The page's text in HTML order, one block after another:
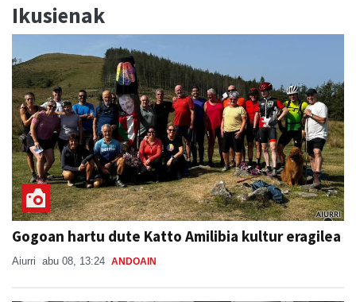
Ikusienak
Gogoan hartu dute Katto Amilibia kultur eragilea
Aiurri abu 08, 13:24 ANDOAIN